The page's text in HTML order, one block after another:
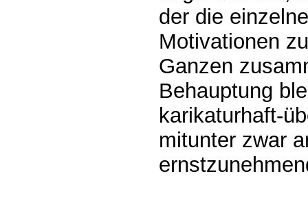
der die
Motivationen
Ganzen
Behauptung
karikaturhaft-
mitunter zwar